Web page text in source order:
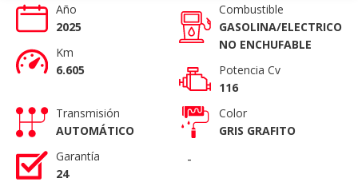
Año
2025
Km
6.605
Combustible
GASOLINA/ELECTRICO
NO ENCHUFABLE
Potencia Cv
116
Transmisión
AUTOMÁTICO
Garantía
24
Color
GRIS GRAFITO
-